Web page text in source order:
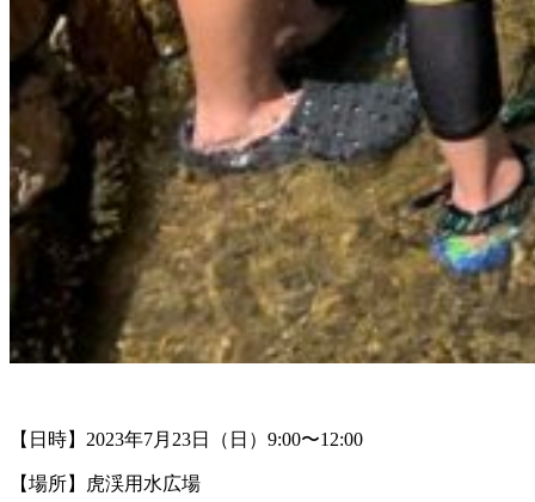
【日時】2023年7月23日（日）9:00〜12:00
【場所】虎渓用水広場